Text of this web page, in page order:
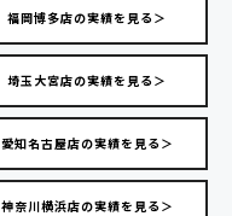
福岡博多店の実績を見る＞
埼玉大宮店の実績を見る＞
愛知名古屋店の実績を見る＞
神奈川横浜店の実績を見る＞